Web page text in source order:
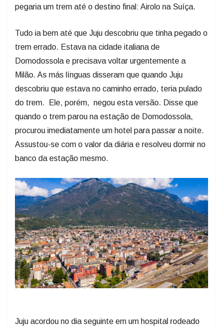
pegaria um trem até o destino final: Airolo na Suíça.
Tudo ia bem até que Juju descobriu que tinha pegado o
trem errado. Estava na cidade italiana de
Domodossola e precisava voltar urgentemente a
Milão. As más línguas disseram que quando Juju
descobriu que estava no caminho errado, teria pulado
do trem. Ele, porém, negou esta versão. Disse que
quando o trem parou na estação de Domodossola,
procurou imediatamente um hotel para passar a noite.
Assustou-se com o valor da diária e resolveu dormir no
banco da estação mesmo.
Juju acordou no dia seguinte em um hospital rodeado